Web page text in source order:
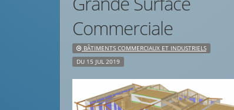
Commerciale
BÂTIMENTS COMMERCIAUX ET INDUSTRIELS
DU 15 JUL 2019